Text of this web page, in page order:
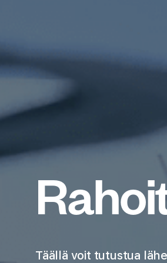
Täällä voit tutustua